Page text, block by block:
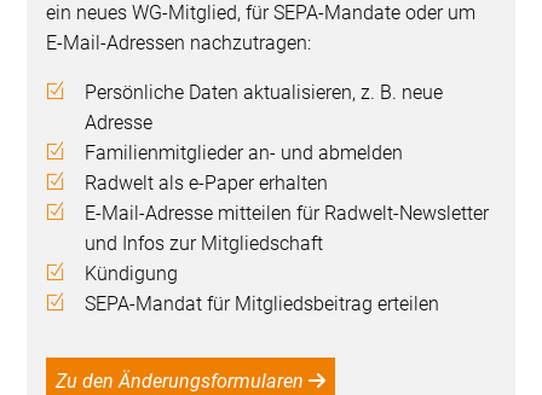
ein neues WG-Mitglied, für SEPA-Mandate oder um
E-Mail-Adressen nachzutragen:
Persönliche Daten aktualisieren, z. B. neue
Adresse
Familienmitglieder an- und abmelden
Radwelt als e-Paper erhalten
E-Mail-Adresse mitteilen für Radwelt-Newsletter
und Infos zur Mitgliedschaft
Kündigung
SEPA-Mandat für Mitgliedsbeitrag erteilen
Zu den Änderungsformularen